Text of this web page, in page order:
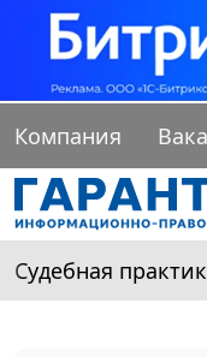
Компания
Судебная